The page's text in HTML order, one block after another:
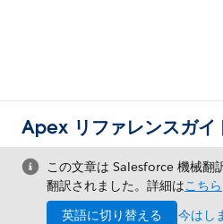
Apex リファレンスガイ
この文章は Salesforce 機械翻
翻訳されました。詳細はこちら
英語に切り替える
今はし